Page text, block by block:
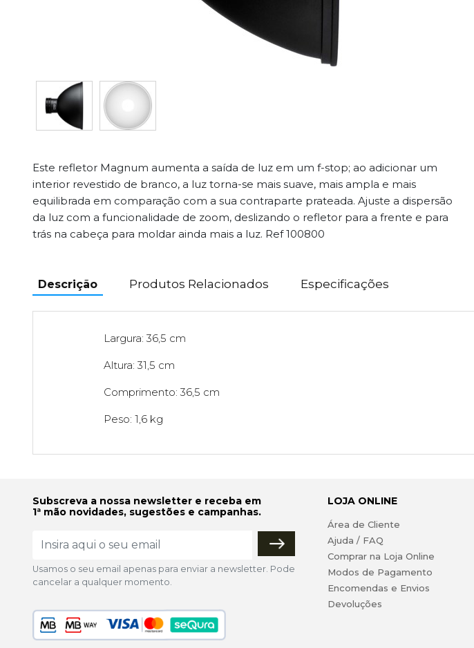
Este refletor Magnum aumenta a saída de luz em um f-stop; ao adicionar um
interior revestido de branco, a luz torna-se mais suave, mais ampla e mais
equilibrada em comparação com a sua contraparte prateada. Ajuste a dispersão
da luz com a funcionalidade de zoom, deslizando o refletor para a frente e para
trás na cabeça para moldar ainda mais a luz. Ref 100800
Descrição Produtos Relacionados Especificações
Largura: 36,5 cm
Altura: 31,5 cm
Comprimento: 36,5 cm
Peso: 1,6 kg
Subscreva a nossa newsletter e receba em
1ª mão novidades, sugestões e campanhas.
Usamos o seu email apenas para enviar a newsletter. Pode
cancelar a qualquer momento.
LOJA ONLINE
Área de Cliente
Ajuda / FAQ
Comprar na Loja Online
Modos de Pagamento
Encomendas e Envios
Devoluções